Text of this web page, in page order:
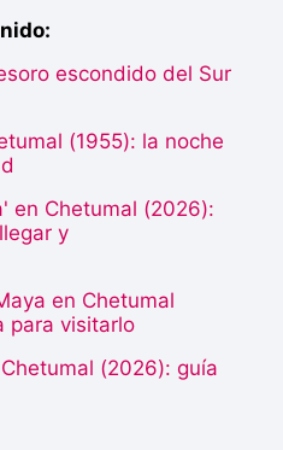
escondido del Sur
(1955): la noche
en Chetumal (2026):
y
en Chetumal
para visitarlo
(2026): guía